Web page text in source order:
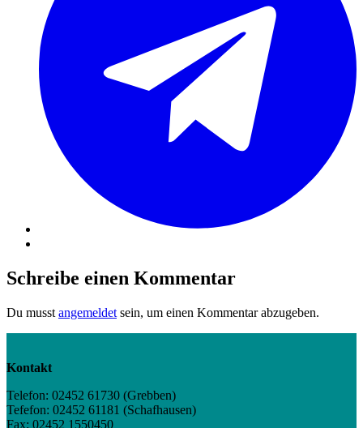
Schreibe einen Kommentar
Du musst angemeldet sein, um einen Kommentar abzugeben.
Kontakt
Telefon: 02452 61730 (Grebben)
Tefefon: 02452 61181 (Schafhausen)
Fax: 02452 1550450